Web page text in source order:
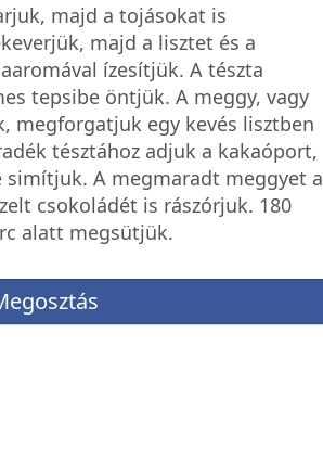
majd a tojásokat is
majd a lisztet és a
ízesítjük. A tészta
tepsibe öntjük. A meggy, vagy
megforgatjuk egy kevés lisztben
tésztához adjuk a kakaóport,
simítjuk. A megmaradt meggyet a
csokoládét is rászórjuk. 180
alatt megsütjük.